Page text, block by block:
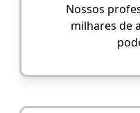
Nossos
milhares de